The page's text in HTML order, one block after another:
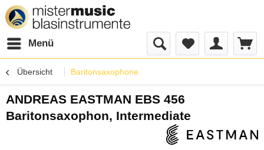
Menü
Übersicht Baritonsaxophone
ANDREAS EASTMAN EBS 456
Baritonsaxophon, Intermediate